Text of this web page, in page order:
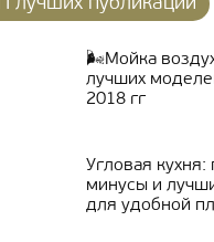
🌬Мойка
лучших
2018 гг
Угловая кухня:
минусы и
для удобной